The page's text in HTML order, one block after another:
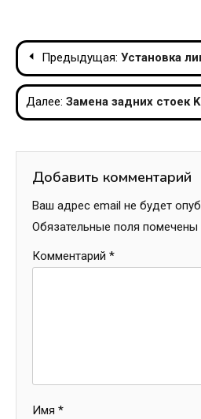
Навигация
по
записям
Предыдущая: Установка
Далее: Замена задних стоек
Добавить комментарий
Ваш адрес email не будет
Обязательные поля помечены
Комментарий *
Имя *